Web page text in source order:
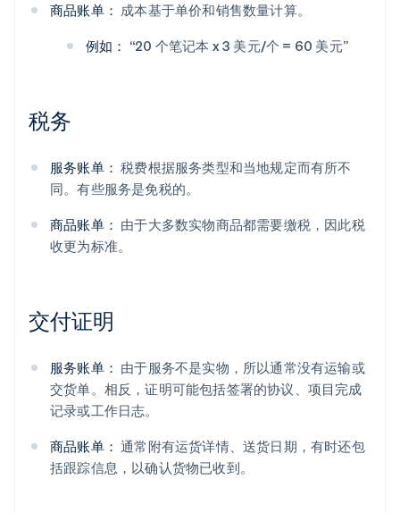
商品账单： 成本基于单价和销售数量计算。
例如： “20 个笔记本 x 3 美元/个 = 60 美元”
税务
服务账单： 税费根据服务类型和当地规定而有所不
同。有些服务是免税的。
商品账单： 由于大多数实物商品都需要缴税，因此税
收更为标准。
交付证明
服务账单： 由于服务不是实物，所以通常没有运输或
交货单。相反，证明可能包括签署的协议、项目完成
记录或工作日志。
商品账单： 通常附有运货详情、送货日期，有时还包
括跟踪信息，以确认货物已收到。